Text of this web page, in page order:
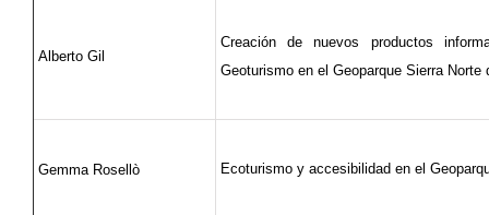
Alberto Gil
Creación de nuevos productos
Geoturismo en el Geoparque Sierra Norte
Gemma Rosellò Ecoturismo y accesibilidad en el